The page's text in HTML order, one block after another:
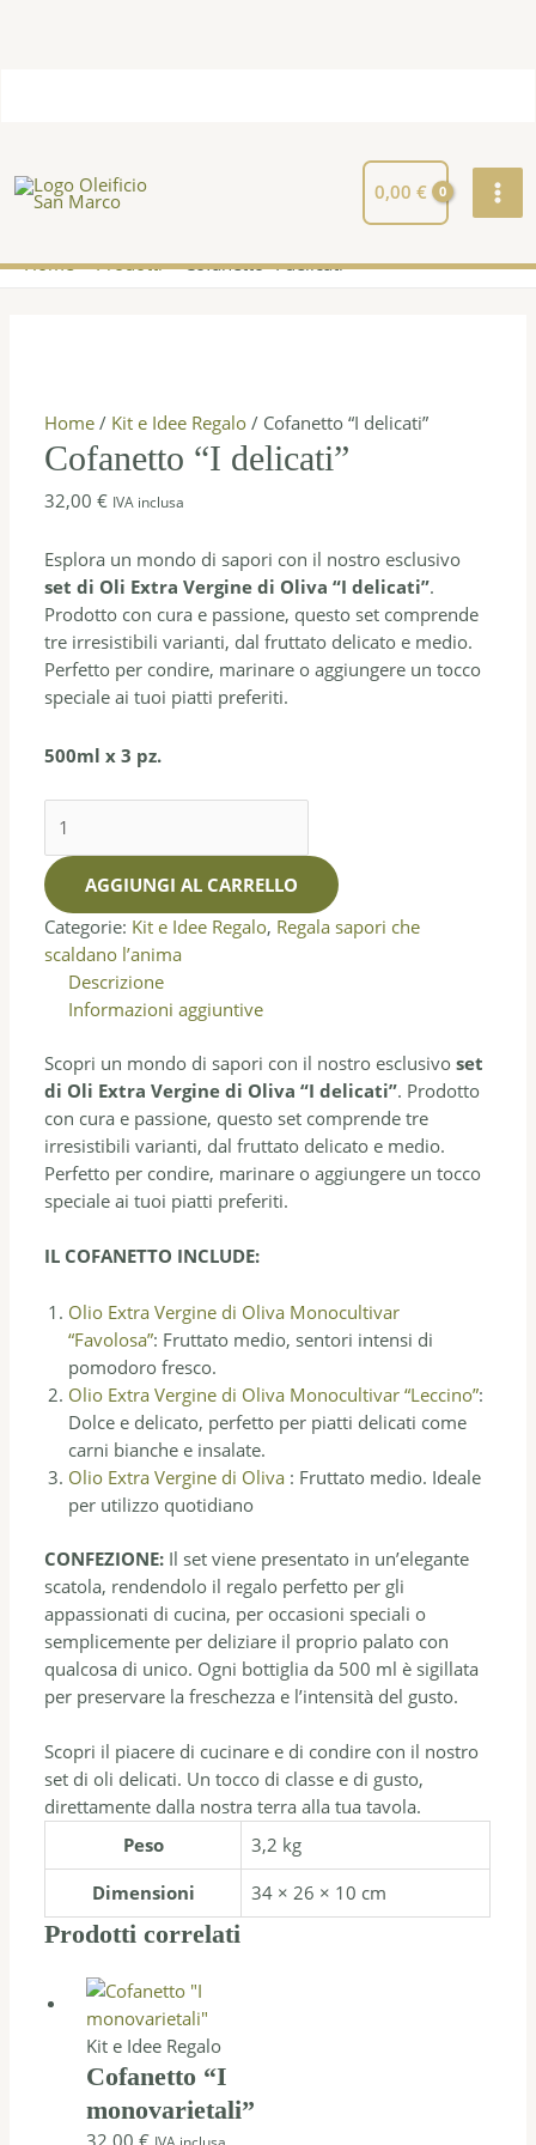
0,00€
Home Prodotti Cofanetto “I delicati”
Home / Kit e Idee Regalo / Cofanetto “I delicati”
Cofanetto “I delicati”
32,00€ IVA inclusa
Esplora un mondo di sapori con il nostro esclusivo
set di Oli Extra Vergine di Oliva “I delicati”.
Prodotto con cura e passione, questo set comprende
tre irresistibili varianti, dal fruttato delicato e medio.
Perfetto per condire, marinare o aggiungere un tocco
speciale ai tuoi piatti preferiti.
500ml x 3 pz.
AGGIUNGI AL CARRELLO
Categorie: Kit e Idee Regalo, Regala sapori che
scaldano l’anima
Descrizione
Informazioni aggiuntive
Scopri un mondo di sapori con il nostro esclusivoset
di Oli Extra Vergine di Oliva “I delicati”. Prodotto
con cura e passione, questo set comprende tre
irresistibili varianti, dal fruttato delicato e medio.
Perfetto per condire, marinare o aggiungere un tocco
speciale ai tuoi piatti preferiti.
IL COFANETTO INCLUDE:
Olio Extra Vergine di Oliva Monocultivar
“Favolosa”: Fruttato medio, sentori intensi di
pomodoro fresco.
Olio Extra Vergine di Oliva Monocultivar “Leccino”:
Dolce e delicato, perfetto per piatti delicati come
carni bianche e insalate.
Olio Extra Vergine di Oliva : Fruttato medio. Ideale
per utilizzo quotidiano
CONFEZIONE: Il set viene presentato in un’elegante
scatola, rendendolo il regalo perfetto per gli
appassionati di cucina, per occasioni speciali o
semplicemente per deliziare il proprio palato con
qualcosa di unico. Ogni bottiglia da 500 ml è sigillata
per preservare la freschezza e l’intensità del gusto.
Scopri il piacere di cucinare e di condire con il nostro
set di oli delicati. Un tocco di classe e di gusto,
direttamente dalla nostra terra alla tua tavola.
Peso
3,2 kg
Dimensioni
34 × 26 × 10 cm
Prodotti correlati
Kit e Idee Regalo
Cofanetto “I
monovarietali”
32,00 €